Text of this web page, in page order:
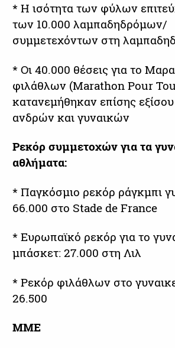
* Η ισότητα των φύλων
των 10.000 λαμπαδηδρόμων/
συμμετεχόντων στη
* Οι 40.000 θέσεις για το
φιλάθλων (Marathon Pour
κατανεμήθηκαν επίσης
ανδρών και γυναικών
Ρεκόρ συμμετοχών για τα
αθλήματα:
* Παγκόσμιο ρεκόρ ράγκμπι
66.000 στο Stade de France
* Ευρωπαϊκό ρεκόρ για το
μπάσκετ: 27.000 στη Λιλ
* Ρεκόρ φιλάθλων στο
26.500
ΜΜΕ